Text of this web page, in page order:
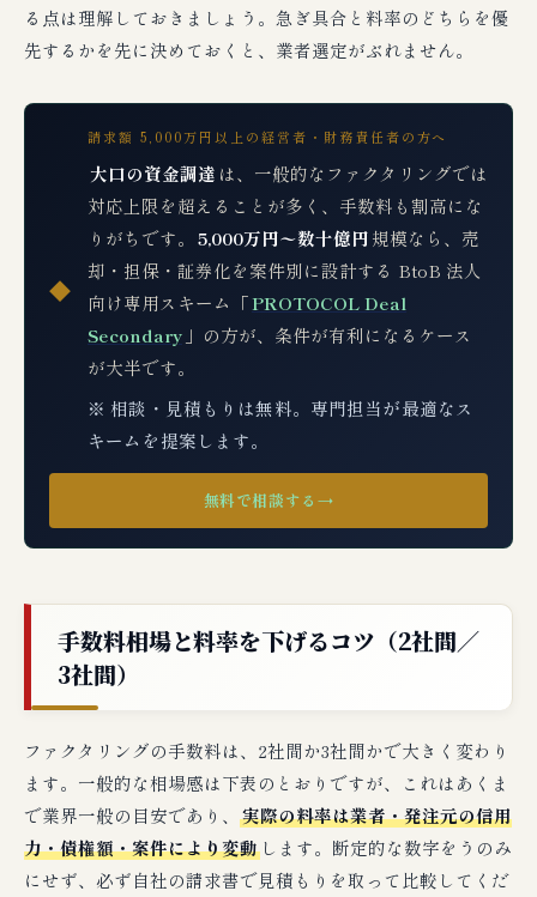
る点は理解しておきましょう。急ぎ具合と料率のどちらを優
先するかを先に決めておくと、業者選定がぶれません。
◆
請求額 5,000万円以上の経営者・財務責任者の方へ
大口の資金調達 は、一般的なファクタリングでは
対応上限を超えることが多く、手数料も割高にな
りがちです。 5,000万円〜数十億円規模なら、売
却・担保・証券化を案件別に設計する BtoB 法人
向け専用スキーム「PROTOCOL Deal
Secondary 」の方が、条件が有利になるケース
が大半です。
※ 相談・見積もりは無料。専門担当が最適なス
キームを提案します。
無料で相談する →
手数料相場と料率を下げるコツ（2社間／
3社間）
ファクタリングの手数料は、2社間か3社間かで大きく変わり
ます。一般的な相場感は下表のとおりですが、これはあくま
で業界一般の目安であり、 実際の料率は業者・発注元の信用
力・債権額・案件により変動 します。断定的な数字をうのみ
にせず、必ず自社の請求書で見積もりを取って比較してくだ